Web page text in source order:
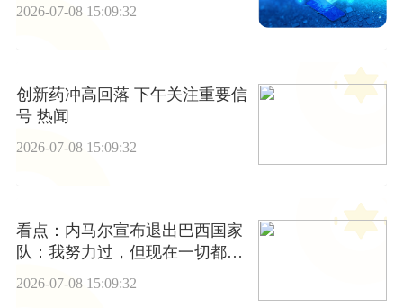
2026-07-08 15:09:32
创新药冲高回落 下午关注重要信
号 热闻
2026-07-08 15:09:32
看点：内马尔宣布退出巴西国家
队：我努力过，但现在一切都结
束了
2026-07-08 15:09:32